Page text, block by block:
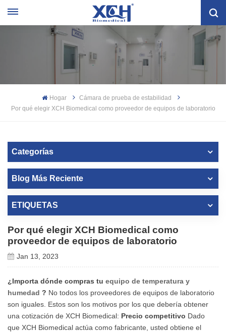
Hogar
Cámara de prueba de estabilidad
Por qué elegir XCH Biomedical como proveedor de equipos de laboratorio
Categorías
Blog Más Reciente
ETIQUETAS
Por qué elegir XCH Biomedical como
proveedor de equipos de laboratorio
Jan 13, 2023
¿Importa dónde compras tu equipo de temperatura y
humedad ? No todos los proveedores de equipos de laboratorio
son iguales. Estos son los motivos por los que debería obtener
una cotización de XCH Biomedical: Precio competitivo Dado
que XCH Biomedical actúa como fabricante, usted obtiene el